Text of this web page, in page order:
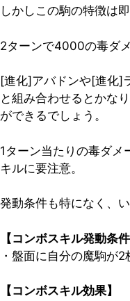
しかしこの駒の特徴は
2ターンで4000の毒ダ
[進化]アバドンや[進化]
と組み合わせるとかな
ができるでしょう。
1ターン当たりの毒ダメ
キルに要注意。
発動条件も特になく、
【コンボスキル発動条件
・盤面に自分の魔駒が2
【コンボスキル効果】